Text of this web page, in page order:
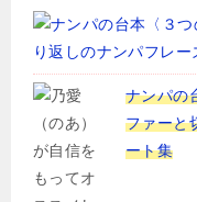
ナンパの
ファーと
ート集